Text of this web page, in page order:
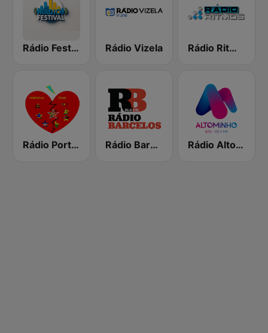
Rádio Festival Rádio Vizela Rádio Ritmos
Rádio Portugal Star Rádio Barcelos Rádio Alto Minho